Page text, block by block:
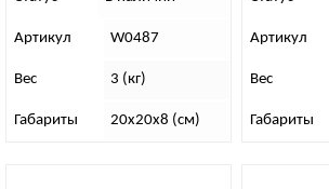
Артикул W0487
Вес 3 (кг)
Габариты 20х20х8 (см)
Артикул
Вес
Габариты